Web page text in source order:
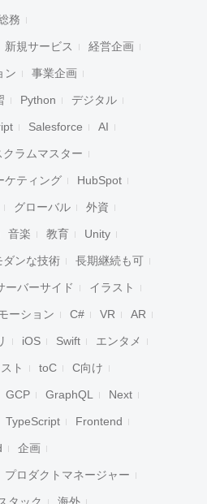
務
新規サービス 経営企画
ン 事業企画
Python デジタル
Salesforce AI
クラムマスター
ケティング HubSpot
グローバル 外資
音楽 教育 Unity
ダンな技術 長期継続も可
ーバーサイド イラスト
ーション C# VR AR
iOS Swift エンタメ
ト toC C向け
GCP GraphQL Next
TypeScript Frontend
企画
プロダクトマネージャー